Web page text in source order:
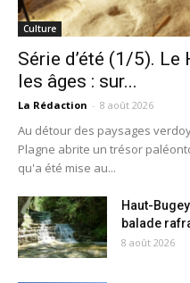
Culture
Série d’été (1/5). Le
les âges : sur...
La Rédaction - 8 août 2026
Au détour des paysages
Plagne abrite un trésor
qu'a été mise au...
Haut-
balade
8 août 2026